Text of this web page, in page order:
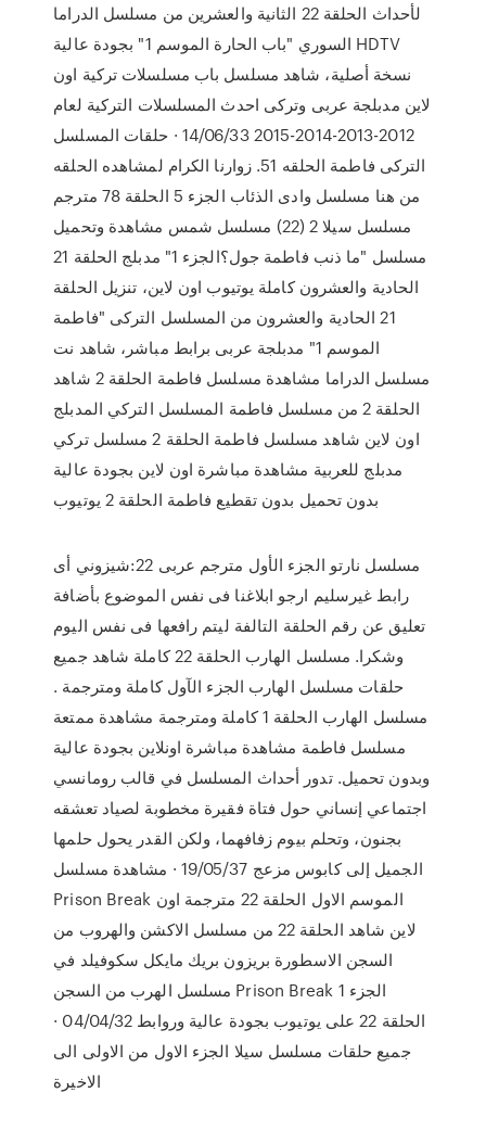
لأحداث الحلقة 22 الثانية والعشرين من مسلسل الدراما
السوري "باب الحارة الموسم 1" بجودة عالية HDTV
نسخة أصلية، شاهد مسلسل باب مسلسلات تركية اون
لاين مدبلجة عربى وتركى احدث المسلسلات التركية لعام
2012-2013-2014-2015 14/06/33 · حلقات المسلسل
التركى فاطمة الحلقه 51. زوارنا الكرام لمشاهده الحلقه
من هنا مسلسل وادى الذئاب الجزء 5 الحلقة 78 مترجم
مسلسل سيلا 2 (22) مسلسل شمس مشاهدة وتحميل
مسلسل "ما ذنب فاطمة جول؟الجزء 1" مدبلج الحلقة 21
الحادية والعشرون كاملة يوتيوب اون لاين، تنزيل الحلقة
21 الحادية والعشرون من المسلسل التركى "فاطمة
الموسم 1" مدبلجة عربى برابط مباشر، شاهد نت
مسلسل الدراما مشاهدة مسلسل فاطمة الحلقة 2 شاهد
الحلقة 2 من مسلسل فاطمة المسلسل التركي المدبلج
اون لاين شاهد مسلسل فاطمة الحلقة 2 مسلسل تركي
مدبلج للعربية مشاهدة مباشرة اون لاين بجودة عالية
بدون تحميل بدون تقطيع فاطمة الحلقة 2 يوتيوب
مسلسل نارتو الجزء الأول مترجم عربى 22:شيزوني أى
رابط غيرسليم ارجو ابلاغنا فى نفس الموضوع بأضافة
تعليق عن رقم الحلقة التالفة ليتم رافعها فى نفس اليوم
وشكرا. مسلسل الهارب الحلقة 22 كاملة شاهد جميع
حلقات مسلسل الهارب الجزء الآول كاملة ومترجمة .
مسلسل الهارب الحلقة 1 كاملة ومترجمة مشاهدة ممتعة
مسلسل فاطمة مشاهدة مباشرة اونلاين بجودة عالية
وبدون تحميل. تدور أحداث المسلسل في قالب رومانسي
اجتماعي إنساني حول فتاة فقيرة مخطوبة لصياد تعشقه
بجنون، وتحلم بيوم زفافهما، ولكن القدر يحول حلمها
الجميل إلى كابوس مزعج 19/05/37 · مشاهدة مسلسل
Prison Break الموسم الاول الحلقة 22 مترجمة اون
لاين شاهد الحلقة 22 من مسلسل الاكشن والهروب من
السجن الاسطورة بريزون بريك مايكل سكوفيلد في
مسلسل الهرب من السجن Prison Break الجزء 1
الحلقة 22 على يوتيوب بجودة عالية وروابط 04/04/32 ·
جميع حلقات مسلسل سيلا الجزء الاول من الاولى الى
الاخيرة